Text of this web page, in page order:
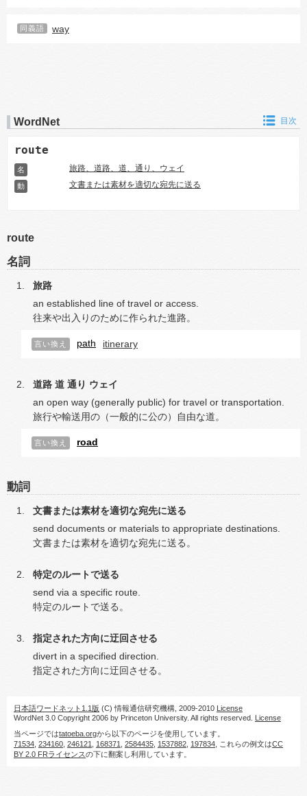
同義語 way
WordNet 目次
route
名 旅路、道路、道、通り、ウェイ
動 文書または素材を適切な宛先に送る
route
名詞
旅路
an established line of travel or access.
往来や出入りのために作られた進路。
言い換え path itinerary
道路 道 通り ウェイ
an open way (generally public) for travel or transportation.
旅行や輸送用の（一般的に公の）自由な道。
言い換え road
動詞
文書または素材を適切な宛先に送る
send documents or materials to appropriate destinations.
文書または素材を適切な宛先に送る。
特定のルートで送る
send via a specific route.
特定のルートで送る。
指定された方向に迂回させる
divert in a specified direction.
指定された方向に迂回させる。
日本語ワードネット1.1版 (C) 情報通信研究機構, 2009-2010 License
WordNet 3.0 Copyright 2006 by Princeton University. All rights reserved. License
当ページではtatoeba.orgから以下のページを使用しています。
71534 234160 246121 168371 2584435 1537882 197834 , これらの例文はCC
BY 2.0 FRライセンスの下に翻案し利用しています。